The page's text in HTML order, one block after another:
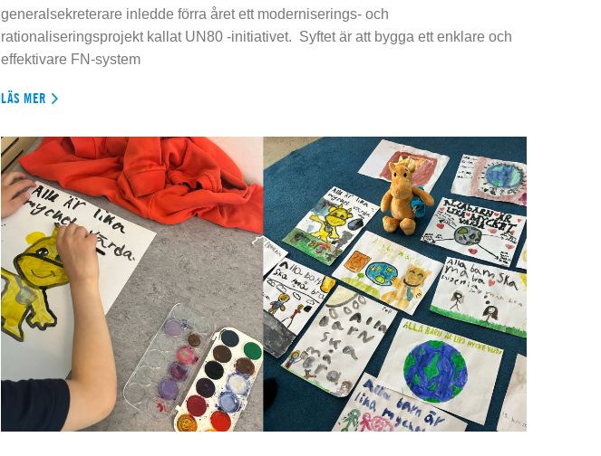
generalsekreterare inledde förra året ett moderniserings- och
rationaliseringsprojekt kallat UN80 -initiativet. Syftet är att bygga ett enklare och
effektivare FN-system
LÄS MER